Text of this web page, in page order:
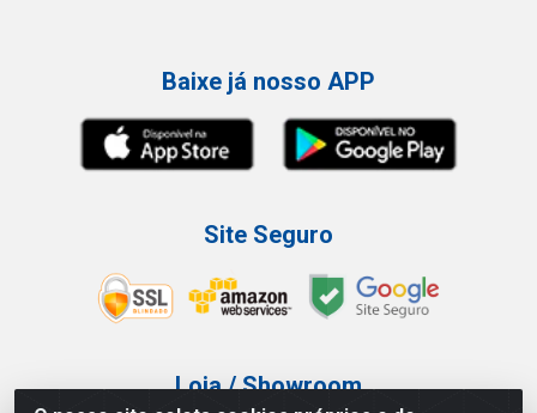
Baixe já nosso APP
Site Seguro
Loja / Showroom